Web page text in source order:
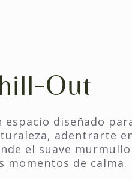
Out
espacio diseñado
adentrarte
el suave
momentos de calma.